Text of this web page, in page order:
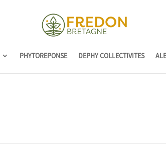
PHYTOREPONSE DEPHY COLLECTIVITES